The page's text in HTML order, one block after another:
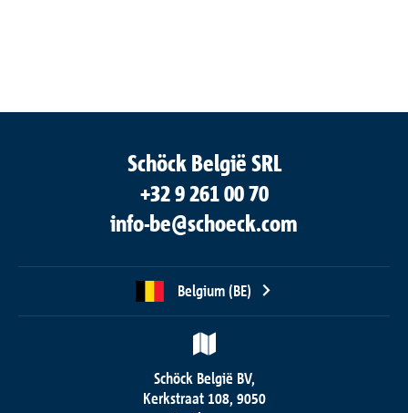
Schöck België SRL
+32 9 261 00 70
info-be@schoeck.com
Belgium (BE)
Schöck België BV,
Kerkstraat 108, 9050